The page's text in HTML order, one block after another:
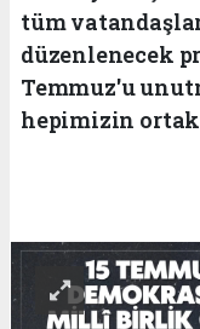
tüm
düzenlenecek
Temmuz'u
hepimizin ortak